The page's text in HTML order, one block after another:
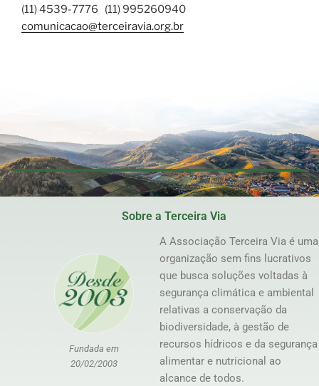
(11) 4539-7776 (11) 995260940
comunicacao@terceiravia.org.br
Sobre a Terceira Via
Fundada em
20/02/2003
A Associação Terceira Via é uma
organização sem fins lucrativos
que busca soluções voltadas à
segurança climática e ambiental
relativas a conservação da
biodiversidade, à gestão de
recursos hídricos e da segurança
alimentar e nutricional ao
alcance de todos.